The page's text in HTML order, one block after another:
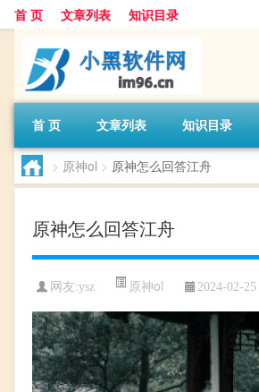
首 页 文章列表 知识目录
首 页 文章列表 知识目录
> 原神ol > 原神怎么回答江舟
原神怎么回答江舟
网友:ysz 原神ol 2024-02-